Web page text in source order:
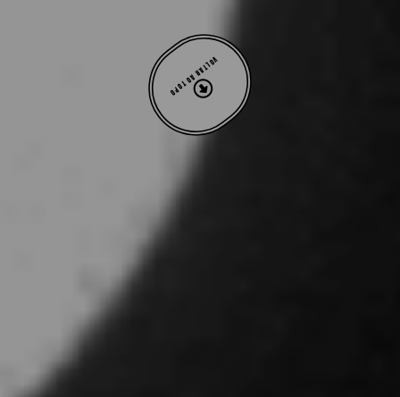
VOLTAR AO TOPO